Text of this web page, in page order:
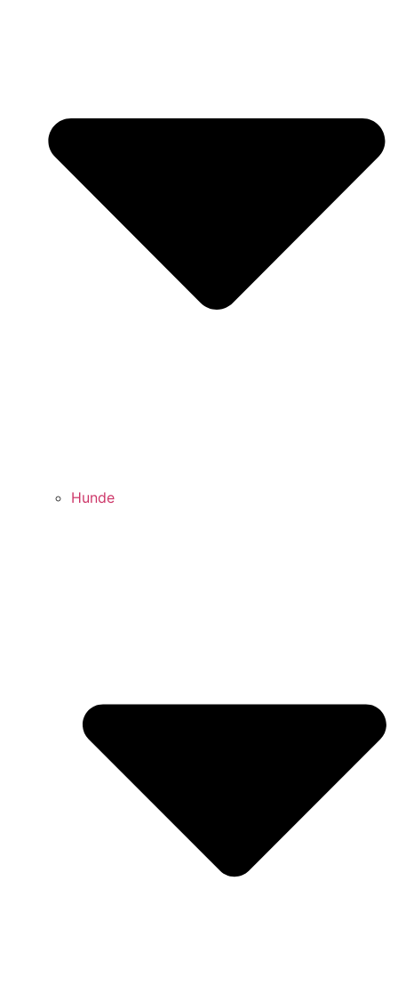
Hunde